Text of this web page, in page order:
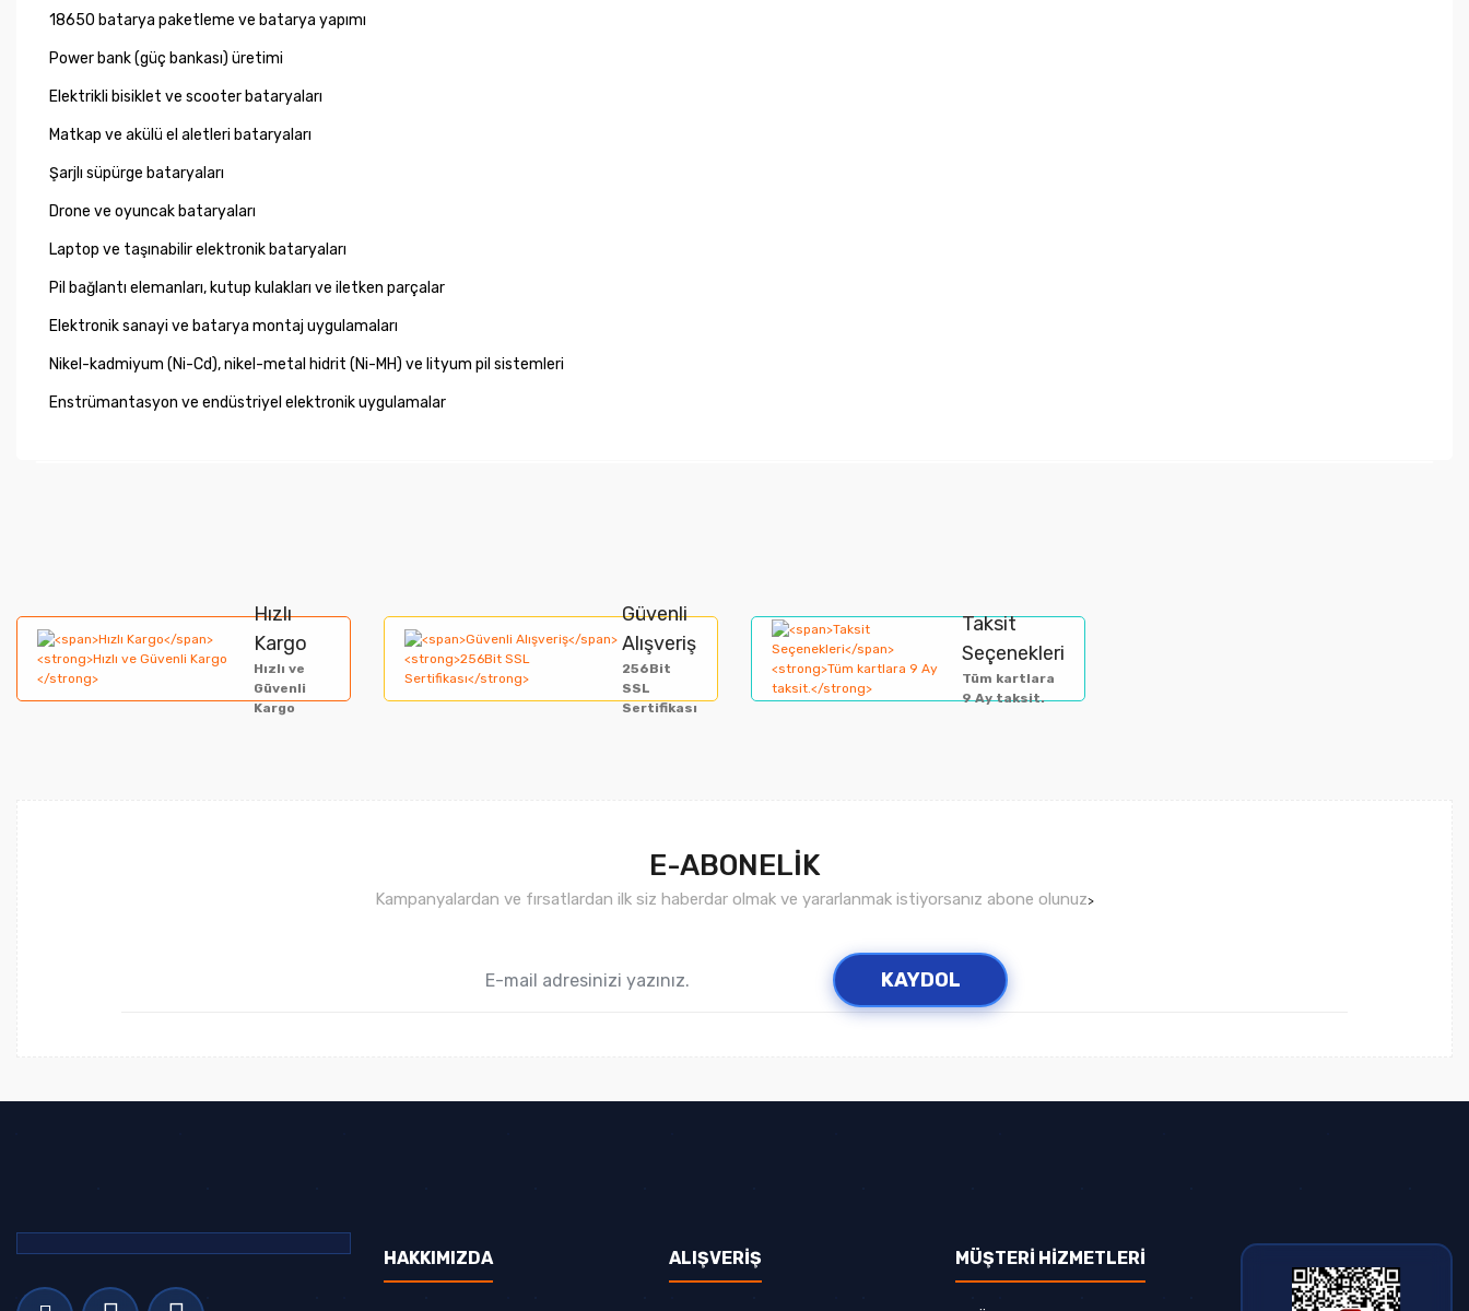
18650 batarya paketleme ve batarya yapımı
Power bank (güç bankası) üretimi
Elektrikli bisiklet ve scooter bataryaları
Matkap ve akülü el aletleri bataryaları
Şarjlı süpürge bataryaları
Drone ve oyuncak bataryaları
Laptop ve taşınabilir elektronik bataryaları
Pil bağlantı elemanları, kutup kulakları ve iletken parçalar
Elektronik sanayi ve batarya montaj uygulamaları
Nikel-kadmiyum (Ni-Cd), nikel-metal hidrit (Ni-MH) ve lityum pil sistemleri
Enstrümantasyon ve endüstriyel elektronik uygulamalar
Ürün açıklamasında eksik bilgiler bulunuyor.
Ürün bilgilerinde hatalar bulunuyor.
Ürün fiyatı diğer sitelerden daha pahalı.
Gönder
Hızlı
Kargo
Hızlı ve
Güvenli
Kargo
Güvenli
Alışveriş
256Bit
SSL
Sertifikası
Taksit
Seçenekleri
Tüm kartlara
9 Ay taksit.
E-ABONELİK
Kampanyalardan ve fırsatlardan ilk siz haberdar olmak ve yararlanmak istiyorsanız abone olunuz>
KAYDOL
HAKKIMIZDA ALIŞVERİŞ MÜŞTERİ HİZMETLERİ